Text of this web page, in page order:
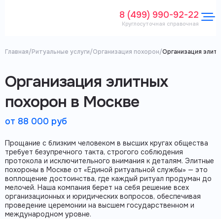
8 (499) 990-92-22
Круглосуточная справочная
Главная/Ритуальные услуги/Организация похорон/Организация
Организация элитных
похорон в Москве
от 88 000 руб
Прощание с близким человеком в высших кругах общества
требует безупречного такта, строгого соблюдения
протокола и исключительного внимания к деталям. Элитные
похороны в Москве от «Единой ритуальной службы» — это
воплощение достоинства, где каждый ритуал продуман до
мелочей. Наша компания берет на себя решение всех
организационных и юридических вопросов, обеспечивая
проведение церемонии на высшем государственном и
международном уровне.